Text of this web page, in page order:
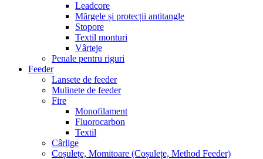
Leadcore
Mărgele și protecții antitangle
Stopore
Textil monturi
Vârteje
Penale pentru riguri
Feeder
Lansete de feeder
Mulinete de feeder
Fire
Monofilament
Fluorocarbon
Textil
Cârlige
Coșulețe, Momitoare (Coșulețe, Method Feeder)